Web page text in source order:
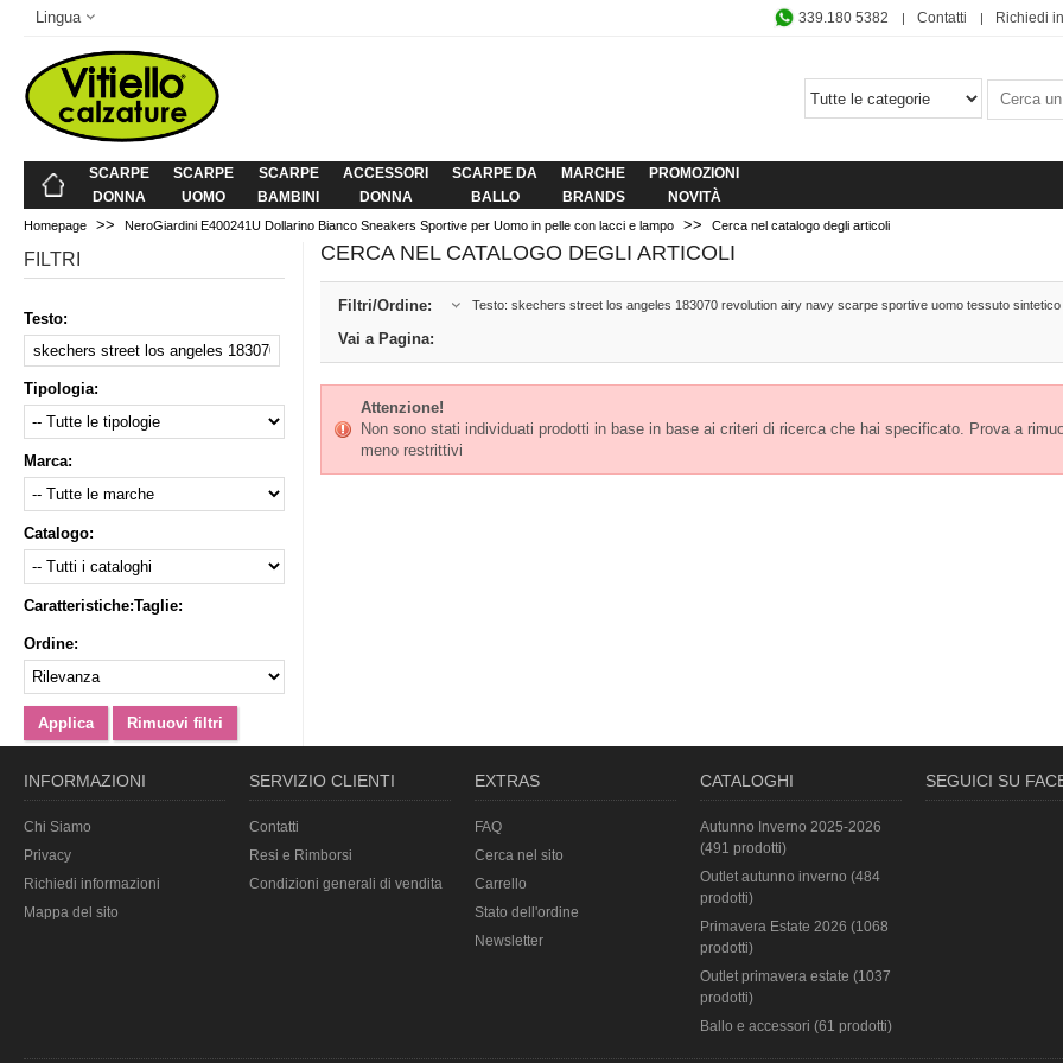
Lingua 339.180 5382 Contatti Richiedi
SCARPE
DONNA
SCARPE
UOMO
SCARPE
BAMBINI
ACCESSORI
DONNA
SCARPE DA
BALLO
MARCHE
BRANDS
PROMOZIONI
NOVITÀ
Homepage >> NeroGiardini E400241U Dollarino Bianco Sneakers Sportive per Uomo in pelle con lacci e lampo >> Cerca nel catalogo degli articoli
FILTRI
Testo:
Tipologia:
Marca:
Catalogo:
Caratteristiche:Taglie:
Ordine:
CERCA NEL CATALOGO DEGLI ARTICOLI
Filtri/Ordine: Testo: skechers street los angeles 183070 revolution airy navy scarpe sportive uomo tessuto
Vai a Pagina:
Attenzione!
Non sono stati individuati prodotti in base in base ai criteri di ricerca che hai specificato. Prova a
meno restrittivi
INFORMAZIONI
Chi Siamo
Privacy
Richiedi informazioni
Mappa del sito
SERVIZIO CLIENTI
Contatti
Resi e Rimborsi
Condizioni generali di vendita
EXTRAS
FAQ
Cerca nel sito
Carrello
Stato dell'ordine
Newsletter
CATALOGHI
Autunno Inverno 2025-2026
(491 prodotti)
Outlet autunno inverno (484
prodotti)
Primavera Estate 2026 (1068
prodotti)
Outlet primavera estate (1037
prodotti)
Ballo e accessori (61 prodotti)
SEGUICI SU